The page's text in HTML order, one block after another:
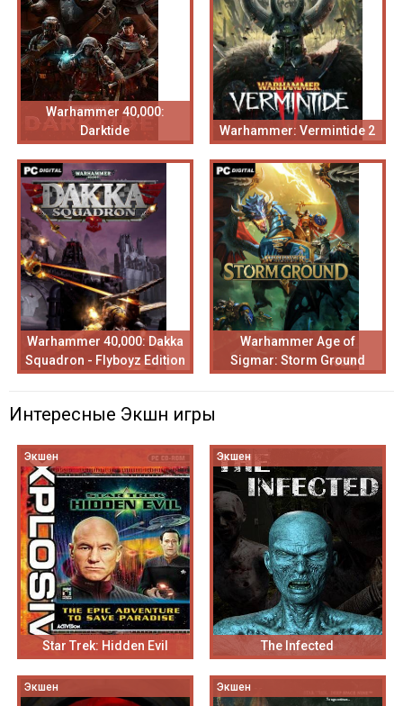
Warhammer 40,000:
Darktide
Warhammer: Vermintide 2
Warhammer 40,000: Dakka
Squadron - Flyboyz Edition
Warhammer Age of
Sigmar: Storm Ground
Интересные Экшн игры
Экшен
Star Trek: Hidden Evil
Экшен
The Infected
Экшен Экшен